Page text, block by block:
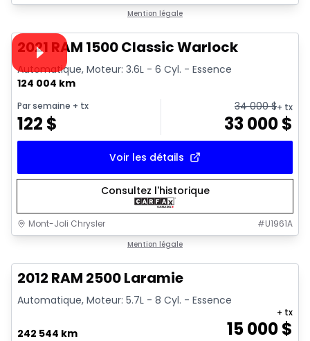
Mention légale
Vidéo disponible
2021 RAM 1500 Classic Warlock
Automatique, Moteur: 3.6L - 6 Cyl. - Essence
124 004 km
Par semaine + tx
122 $
34 000$+ tx
33 000$
Voir les détails
Consultez l'historique
Mont-Joli Chrysler #U1961A
Mention légale
2012 RAM 2500 Laramie
Automatique, Moteur: 5.7L - 8 Cyl. - Essence
242 544 km 15 000$
+ tx